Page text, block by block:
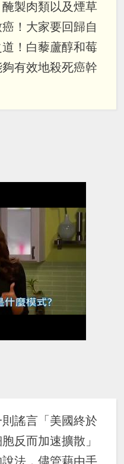
製肉類以及煙草
！大家要回歸自
！白藜蘆醇和莓
有效地殺死癌幹
謠言「美國終於
反而加速擴散」
法，儘管藉由手